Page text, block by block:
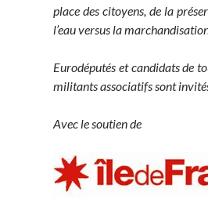
place des citoyens, de la
l’eau versus la
Eurodéputés et candidats de
militants associatifs sont
Avec le soutien de